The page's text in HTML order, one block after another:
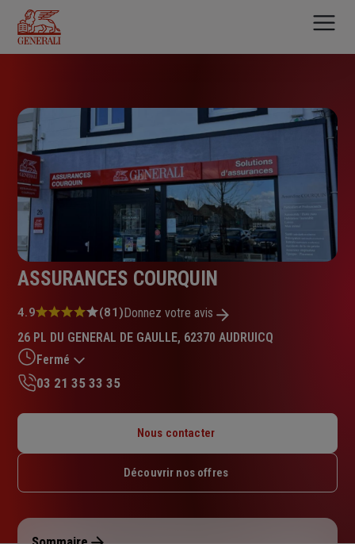
contenu
principal
ASSURANCES COURQUIN
Note
4.9
sur
5
étoiles
4.9 (81)Donnez votre avis
26 PL DU GENERAL DE GAULLE, 62370 AUDRUICQ
Fermé
Mardi : 09h – 12h / 14h – 18h
Jeudi : 09h – 12h / 14h – 18h
Dimanche : Fermé
03 21 35 33 35
Nous contacter
Découvrir nos offres